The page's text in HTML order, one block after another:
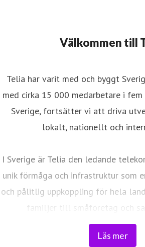
Välkommen till
Läs mer
Telia har varit med och byggt
med cirka 15 000 medarbetare i
Sverige, fortsätter vi att driva
lokalt, nationellt och
I Sverige är Telia den ledande
unik förmåga och infrastruktur som
och pålitlig uppkoppling för hela
familjer till småföretag och
verksamheter. Vi möjliggör
vardagen och är en del av